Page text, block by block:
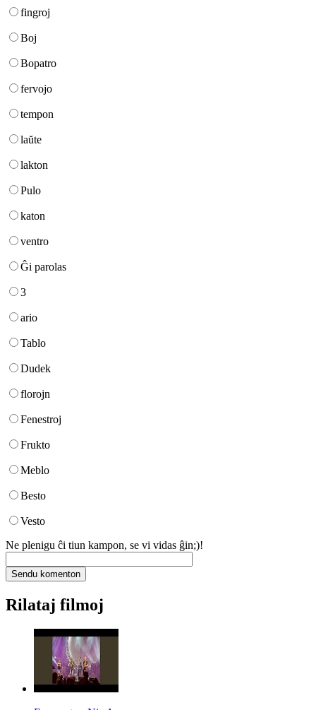
fingroj
Boj
Bopatro
fervojo
tempon
laŭte
lakton
Pulo
katon
ventro
Ĝi parolas
3
ario
Tablo
Dudek
florojn
Fenestroj
Frukto
Meblo
Besto
Vesto
Ne plenigu ĉi tiun kampon, se vi vidas ĝin;)!
Rilataj filmoj